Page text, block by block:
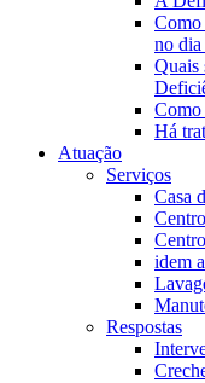
Como
no dia
Quais
Como
Há
Atuação
Serviços
Casa
idem
Respostas